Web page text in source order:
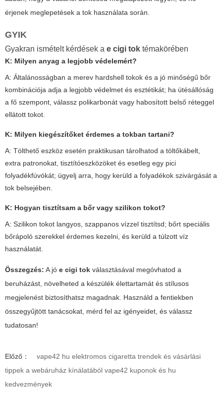
érjenek meglepetések a tok használata során.
GYIK
Gyakran ismételt kérdések a e cigi tok témakörében
K: Milyen anyag a legjobb védelemért?
A: Általánosságban a merev hardshell tokok és a jó minőségű bőr
kombinációja adja a legjobb védelmet és esztétikát; ha ütésállóság
a fő szempont, válassz polikarbonát vagy habosított belső réteggel
ellátott tokot.
K: Milyen kiegészítőket érdemes a tokban tartani?
A: Tölthető eszköz esetén praktikusan tárolhatod a töltőkábelt,
extra patronokat, tisztítóeszközöket és esetleg egy pici
folyadékfúvókát; ügyelj arra, hogy kerüld a folyadékok szivárgását a
tok belsejében.
K: Hogyan tisztítsam a bőr vagy szilikon tokot?
A: Szilikon tokot langyos, szappanos vízzel tisztítsd; bőrt speciális
bőrápoló szerekkel érdemes kezelni, és kerüld a túlzott víz
használatát.
Összegzés: A jó e cigi tok választásával megóvhatod a
beruházást, növelheted a készülék élettartamát és stílusos
megjelenést biztosíthatsz magadnak. Használd a fentiekben
összegyűjtött tanácsokat, mérd fel az igényeidet, és válassz
tudatosan!
Előző：
vape42 hu elektromos cigaretta trendek és vásárlási
tippek a webáruház kínálatából vape42 kuponok és hu
kedvezmények